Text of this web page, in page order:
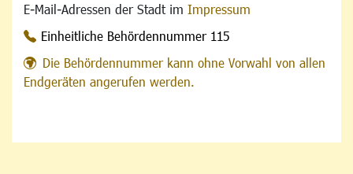
E-Mail-Adressen der Stadt im Impressum
Einheitliche Behördennummer 115
Die Behördennummer kann ohne Vorwahl von allen
Endgeräten angerufen werden.